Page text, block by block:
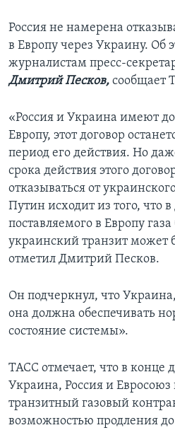
Россия не намерена
в Европу через Украину. Об
журналистам пресс-
Дмитрий Песков, сообщает
«Россия и Украина имеют
Европу, этот договор
период его действия. Но
срока действия этого
отказываться от
Путин исходит из того, что
поставляемого в Европу
украинский транзит может
отметил Дмитрий Песков.
Он подчеркнул, что
она должна обеспечивать
состояние системы».
ТАСС отмечает, что в конце
Украина, Россия и
транзитный газовый
возможностью продления